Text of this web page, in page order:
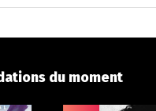
du moment